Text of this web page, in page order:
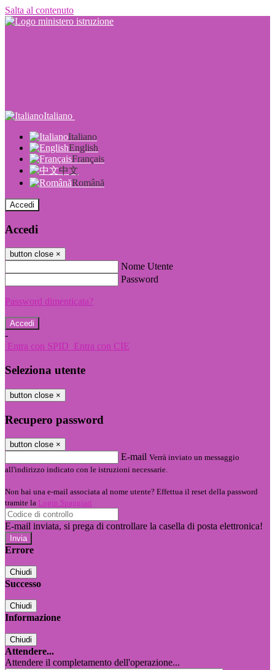
Salta al contenuto
Italiano
Italiano
English
Français
中文
Română
Accedi
Accedi
button close ×
Nome Utente
Password
Password dimenticata?
-
Entra con SPID Entra con CIE
Seleziona utente
button close ×
Recupero password
button close ×
E-mail Verrà inviato un messaggio
all'indirizzo indicato con le istruzioni necessarie.
Non hai una e-mail associata al nome utente? Effettua il reset della password
tramite la Login Spaggiari
E-mail inviata, si prega di controllare la casella di posta elettronica!
Errore
Chiudi
Successo
Chiudi
Informazione
Chiudi
Attendere...
Attendere il completamento dell'operazione...